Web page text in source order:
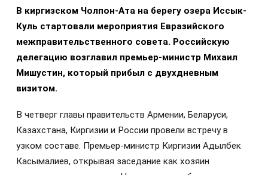
В киргизском Чолпон-Ата на берегу озера Иссык-
Куль стартовали мероприятия Евразийского
межправительственного совета. Российскую
делегацию возглавил премьер-министр Михаил
Мишустин, который прибыл с двухдневным
визитом.
В четверг главы правительств Армении, Беларуси,
Казахстана, Киргизии и России провели встречу в
узком составе. Премьер-министр Киргизии Адылбек
Касымалиев, открывая заседание как хозяин